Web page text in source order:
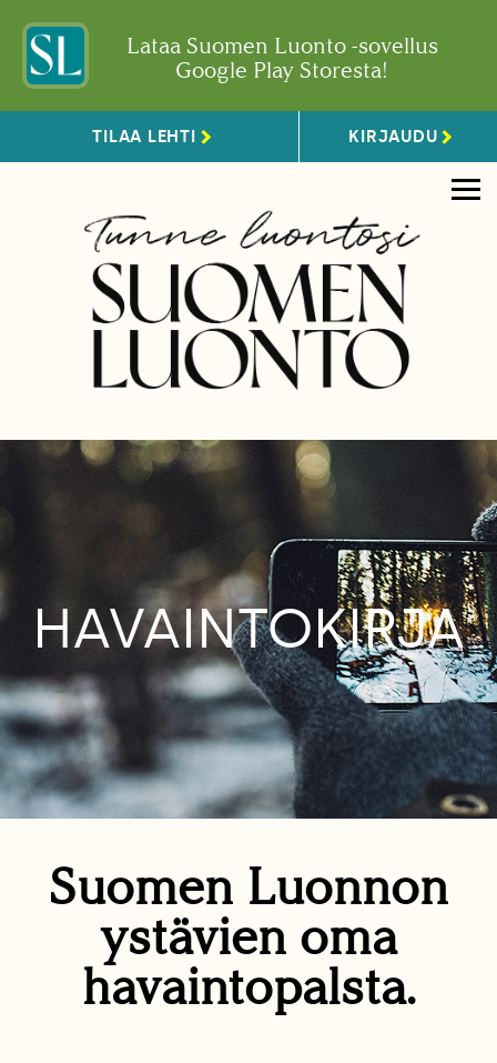
Lataa Suomen Luonto -sovellus
Google Play Storesta!
TILAA LEHTI KIRJAUDU
HAVAINTOKIRJA
Suomen Luonnon
ystävien oma
havaintopalsta.